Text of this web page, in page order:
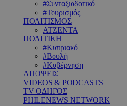
#Συνταξιοδοτικό
#Τουρισμός
ΠΟΛΙΤΙΣΜΟΣ
ΑΤΖΕΝΤΑ
ΠΟΛΙΤΙΚΗ
#Κυπριακό
#Βουλή
#Κυβέρνηση
ΑΠΟΨΕΙΣ
VIDEOS & PODCASTS
TV ΟΔΗΓΟΣ
PHILENEWS NETWORK